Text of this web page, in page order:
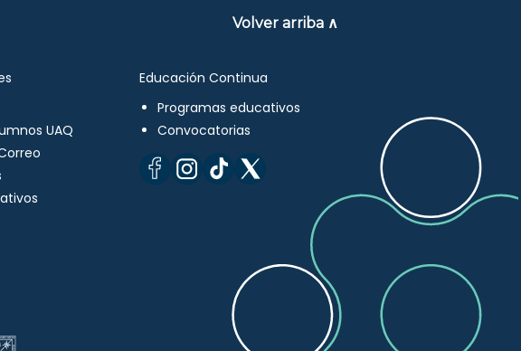
Volver arriba ∧
UAQ
Educación Continua
Programas educativos
Convocatorias